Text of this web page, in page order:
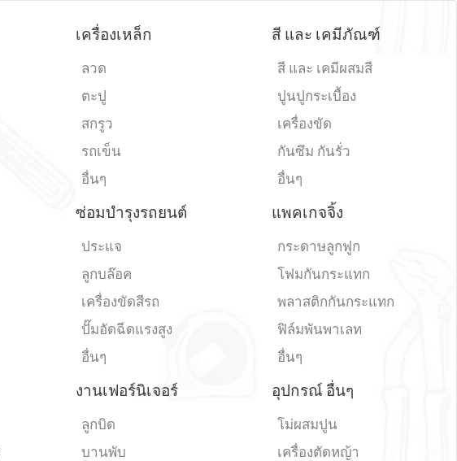
เครื่องเหล็ก
ลวด
ตะปู
สกรูว
รถเข็น
อื่นๆ
ซ่อมบำรุงรถยนต์
ประแจ
ลูกบล๊อค
เครื่องขัดสีรถ
ปั๊มอัดฉีดแรงสูง
อื่นๆ
งานเฟอร์นิเจอร์
ลูกบิด
บานพับ
สี และ เคมีภัณฑ์
สี และ เคมีผสมสี
ปูนปูกระเบื้อง
เครื่องขัด
กันซึม กันรั่ว
อื่นๆ
แพคเกจจิ้ง
กระดาษลูกฟูก
โฟมกันกระแทก
พลาสติกกันกระแทก
ฟิล์มพันพาเลท
อื่นๆ
อุปกรณ์ อื่นๆ
โม่ผสมปูน
เครื่องตัดหญ้า